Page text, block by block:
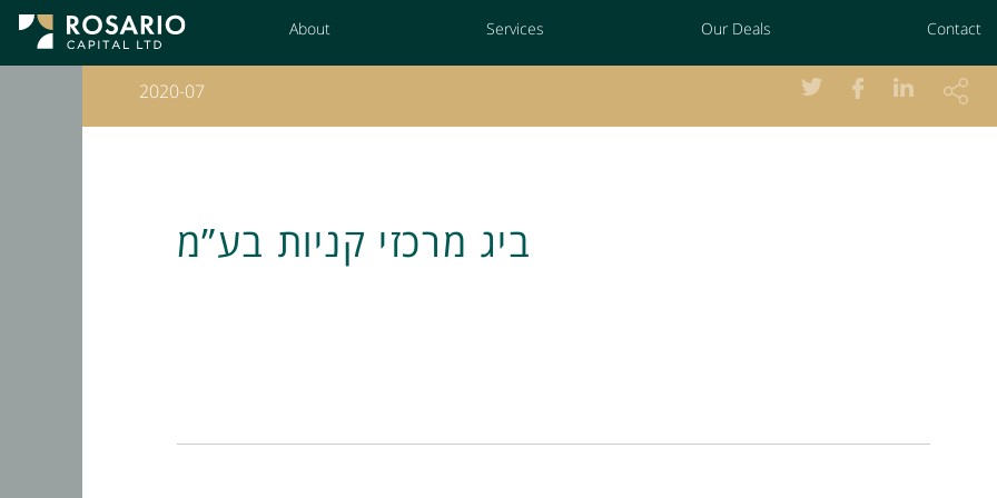
Skip
Content
About Services Our Deals Contact
2020-07
ביג מרכזי קניות בע”מ